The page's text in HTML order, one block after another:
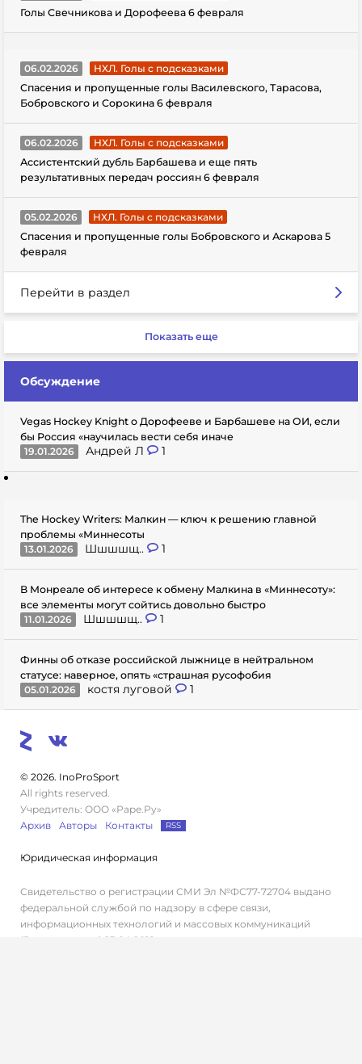
Голы Свечникова и Дорофеева 6 февраля
06.02.2026
НХЛ. Голы с подсказками
Спасения и пропущенные голы Василевского, Тарасова,
Бобровского и Сорокина 6 февраля
06.02.2026
НХЛ. Голы с подсказками
Ассистентский дубль Барбашева и еще пять
результативных передач россиян 6 февраля
05.02.2026
НХЛ. Голы с подсказками
Спасения и пропущенные голы Бобровского и Аскарова 5
февраля
Перейти в раздел
Показать еще
Обсуждение
Vegas Hockey Knight о Дорофееве и Барбашеве на ОИ, если
бы Россия «научилась вести себя иначе
19.01.2026
Андрей Л 1
The Hockey Writers: Малкин — ключ к решению главной
проблемы «Миннесоты
13.01.2026
Шшшшщ.. 1
В Монреале об интересе к обмену Малкина в «Миннесоту»:
все элементы могут сойтись довольно быстро
11.01.2026
Шшшшщ.. 1
Финны об отказе российской лыжнице в нейтральном
статусе: наверное, опять «страшная русофобия
05.01.2026
костя луговой 1
© 2026. InoProSport
All rights reserved.
Учредитель: ООО «Раре.Ру»
Архив
Авторы Контакты RSS
Юридическая информация
Свидетельство о регистрации СМИ Эл №ФС77-72704 выдано
федеральной службой по надзору в сфере связи,
информационных технологий и массовых коммуникаций
(Роскомнадзор) 23.04.2018 г.